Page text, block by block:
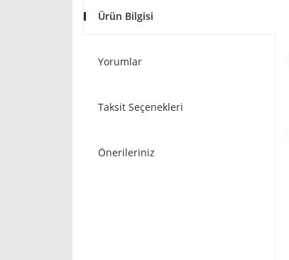
Ürün Bilgisi
Yorumlar
Taksit Seçenekleri
Önerileriniz